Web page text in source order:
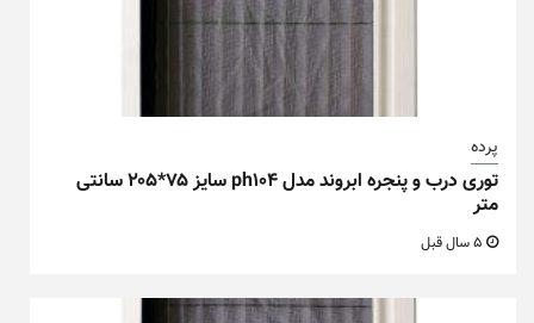
پرده
توری درب و پنجره ابروند مدل ph104 سایز ۷۵*۲۰۵ سانتی
متر